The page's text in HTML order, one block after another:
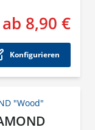
ab 8,90 €
Der
Konfigurieren